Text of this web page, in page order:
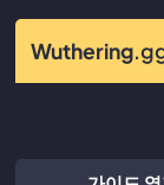
Wuthering